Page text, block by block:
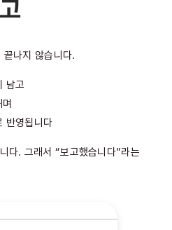
나지 않습니다.
남고
반영됩니다
다. 그래서 “보고했습니다”라는